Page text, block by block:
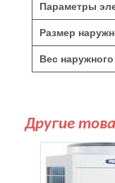
Параметры
Размер
Вес наружного
Другие